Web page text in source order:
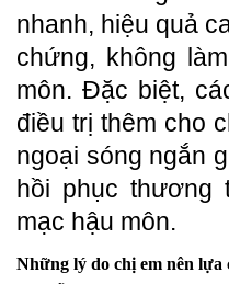
nhanh, hiệu quả
chứng, không
môn. Đặc biệt,
điều trị thêm cho
ngoại sóng ngắn
hồi phục thương
mạc hậu môn.
Những lý do chị em nên